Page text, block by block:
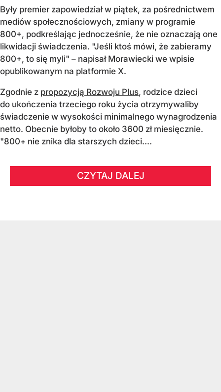
Były premier zapowiedział w piątek, za pośrednictwem
mediów społecznościowych, zmiany w programie
800+, podkreślając jednocześnie, że nie oznaczają one
likwidacji świadczenia. "Jeśli ktoś mówi, że zabieramy
800+, to się myli" – napisał Morawiecki we wpisie
opublikowanym na platformie X.
Zgodnie z propozycją Rozwoju Plus, rodzice dzieci
do ukończenia trzeciego roku życia otrzymywaliby
świadczenie w wysokości minimalnego wynagrodzenia
netto. Obecnie byłoby to około 3600 zł miesięcznie.
"800+ nie znika dla starszych dzieci....
CZYTAJ DALEJ